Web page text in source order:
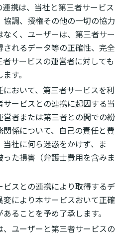
携は、当社と第三者サービス
調、授権その他の一切の協力
く、ユーザーは、第三者サー
されるデータ等の正確性、完全
サービスの運営者に対しても
す。
おいて、第三者サービスを利
ービスとの連携に起因する当
者または第三者との間での紛
係について、自己の責任と費
社に何ら迷惑をかけず、ま
た損害（弁護士費用を含みま
スとの連携により取得するデ
により本サービスおいて正確
ることを予め了承します。
ユーザーと第三者サービスの